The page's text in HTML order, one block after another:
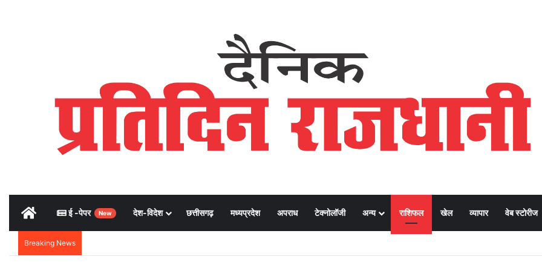
Home ई -पेपर New देश-विदेश छत्तीसगढ़ मध्यप्रदेश अपराध टेक्नोलॉजी अन्य राशिफल खेल व्यापार वेब स्टोरीज
Breaking News